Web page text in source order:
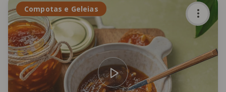
Compotas e Geleias